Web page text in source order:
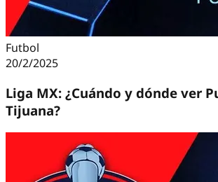
Futbol
20/2/2025
Liga MX: ¿Cuándo y dónde ver
Tijuana?